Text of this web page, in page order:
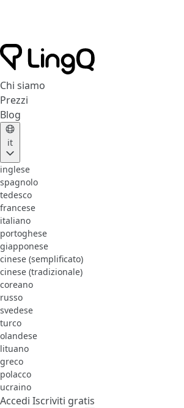
Chi siamo
Prezzi
Blog
it
inglese
spagnolo
tedesco
francese
italiano
portoghese
giapponese
cinese (semplificato)
cinese (tradizionale)
coreano
russo
svedese
turco
olandese
lituano
greco
polacco
ucraino
Accedi Iscriviti gratis